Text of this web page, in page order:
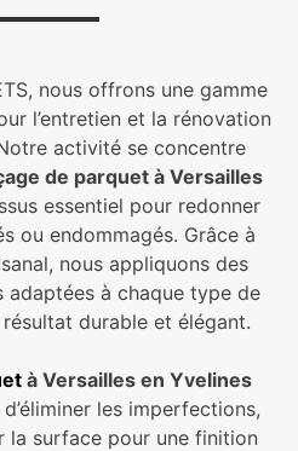
nous offrons une gamme
l’entretien et la rénovation
activité se concentre
de parquet à Versailles
essentiel pour redonner
ou endommagés. Grâce à
nous appliquons des
adaptées à chaque type de
résultat durable et élégant.
à Versailles en Yvelines
les imperfections,
la surface pour une finition